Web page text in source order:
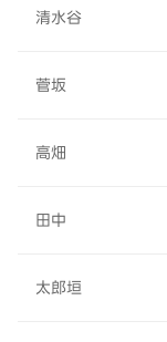
清水谷
菅坂
高畑
田中
太郎垣